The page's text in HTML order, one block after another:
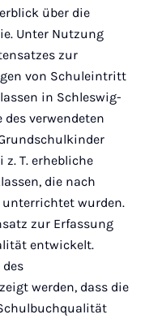
über die
Unter Nutzung
zur
von Schuleintritt
in Schleswig-
verwendeten
T. erhebliche
die nach
wurden.
zur Erfassung
entwickelt.
werden, dass die